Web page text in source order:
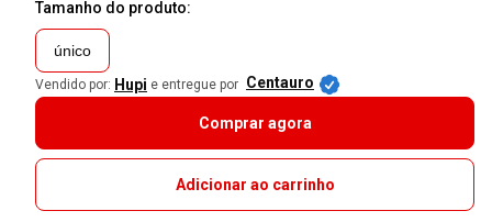
Tamanho do produto:
único
Vendido por: Hupi e entregue por Centauro
Comprar agora
Adicionar ao carrinho